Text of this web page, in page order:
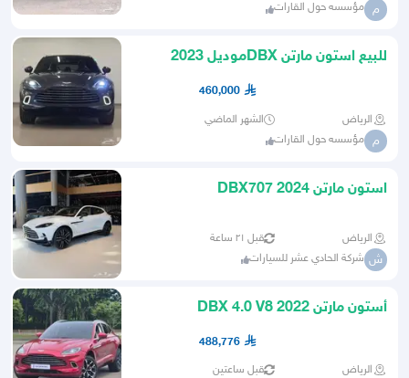
م مؤسسه حول القارات
للبيع استون مارتن DBXموديل 2023
460,000
الرياض الشهر الماضي
م مؤسسه حول القارات
استون مارتن DBX707 2024
الرياض قبل ٢١ ساعة
ش شركة الحادي عشر للسيارات
أستون مارتن DBX 4.0 V8 2022
488,776
الرياض قبل ساعتين